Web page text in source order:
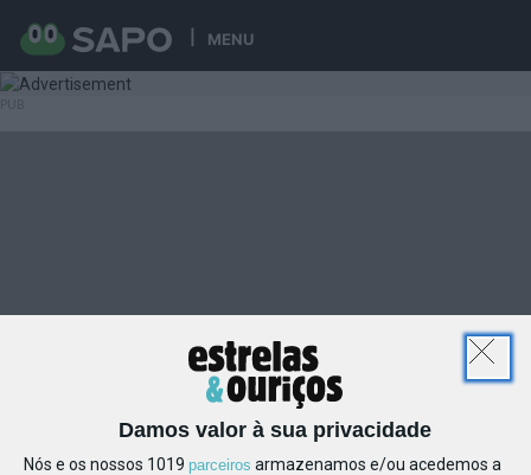
MENU
Damos valor à sua privacidade
Nós e os nossos 1019 parceiros armazenamos e/ou acedemos a